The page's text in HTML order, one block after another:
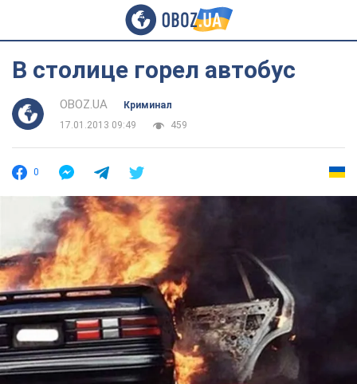
В столице горел автобус
OBOZ.UA
Криминал
17.01.2013 09:49
459
0